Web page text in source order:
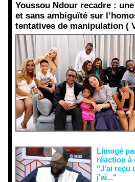
Youssou Ndour recadre :
et sans ambiguïté sur
tentatives de manipulation (
Limogé
réaction à
"J'ai reçu
j'ai..."